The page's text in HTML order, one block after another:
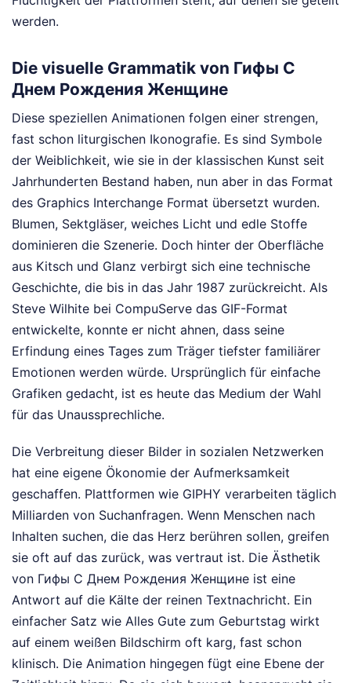
werden.
Die visuelle Grammatik von Гифы С
Днем Рождения Женщине
Diese speziellen Animationen folgen einer strengen,
fast schon liturgischen Ikonografie. Es sind Symbole
der Weiblichkeit, wie sie in der klassischen Kunst seit
Jahrhunderten Bestand haben, nun aber in das Format
des Graphics Interchange Format übersetzt wurden.
Blumen, Sektgläser, weiches Licht und edle Stoffe
dominieren die Szenerie. Doch hinter der Oberfläche
aus Kitsch und Glanz verbirgt sich eine technische
Geschichte, die bis in das Jahr 1987 zurückreicht. Als
Steve Wilhite bei CompuServe das GIF-Format
entwickelte, konnte er nicht ahnen, dass seine
Erfindung eines Tages zum Träger tiefster familiärer
Emotionen werden würde. Ursprünglich für einfache
Grafiken gedacht, ist es heute das Medium der Wahl
für das Unaussprechliche.
Die Verbreitung dieser Bilder in sozialen Netzwerken
hat eine eigene Ökonomie der Aufmerksamkeit
geschaffen. Plattformen wie GIPHY verarbeiten täglich
Milliarden von Suchanfragen. Wenn Menschen nach
Inhalten suchen, die das Herz berühren sollen, greifen
sie oft auf das zurück, was vertraut ist. Die Ästhetik
von Гифы С Днем Рождения Женщине ist eine
Antwort auf die Kälte der reinen Textnachricht. Ein
einfacher Satz wie Alles Gute zum Geburtstag wirkt
auf einem weißen Bildschirm oft karg, fast schon
klinisch. Die Animation hingegen fügt eine Ebene der